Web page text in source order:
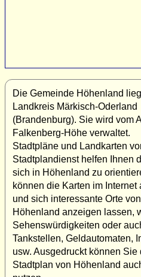
Die Gemeinde Höhenland
Landkreis Märkisch-Oderland
(Brandenburg). Sie wird vom
Falkenberg-Höhe verwaltet.
Stadtpläne und Landkarten
Stadtplandienst helfen Ihnen
sich in Höhenland zu
können die Karten im Internet
und sich interessante Orte von
Höhenland anzeigen lassen,
Sehenswürdigkeiten oder
Tankstellen, Geldautomaten,
usw. Ausgedruckt können Sie
Stadtplan von Höhenland